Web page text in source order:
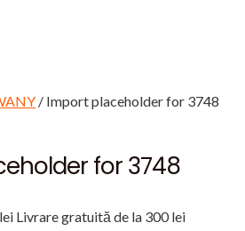
/ Import placeholder for 3748
for 3748
leiInterval
Livrare gratuită de la 300 lei